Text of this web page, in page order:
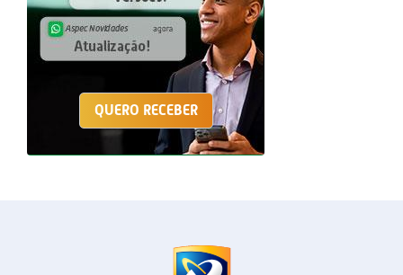
QUERO RECEBER